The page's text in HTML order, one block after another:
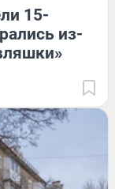
15-
из-